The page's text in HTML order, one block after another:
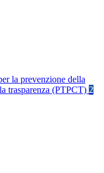
la prevenzione della
trasparenza (PTPCT) 2